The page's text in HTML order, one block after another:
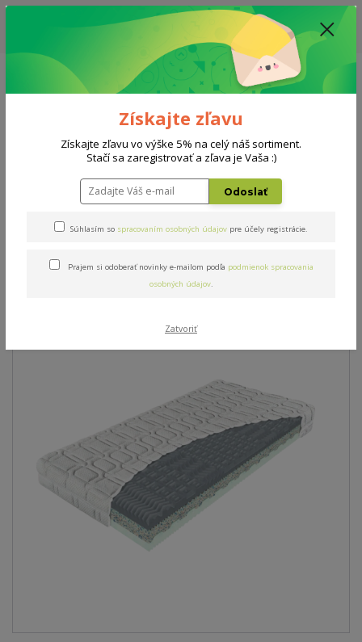
ZĽAVA: VŠETKY VYSTAVENÉ POSTELE ZA 400€ - CENA MATRACU A ROŠTU
PODĽA VÝBERU / DODACIA LEHOTA JE AKTUÁLNE 10-15 PRACOVNÝCH
Menu
0908 777 700 Po-So: 10-18 hod.
0
Verdea Air
Verdea Air
Novinka Akcia
Získajte zľavu
Získajte zľavu vo výške 5% na celý náš sortiment.
Stačí sa zaregistrovať a zľava je Vaša :)
Odoslať
Súhlasím so spracovaním osobných údajov pre účely registrácie.
Prajem si odoberať novinky e-mailom podľa podmienok spracovania
osobných údajov.
Zatvoriť